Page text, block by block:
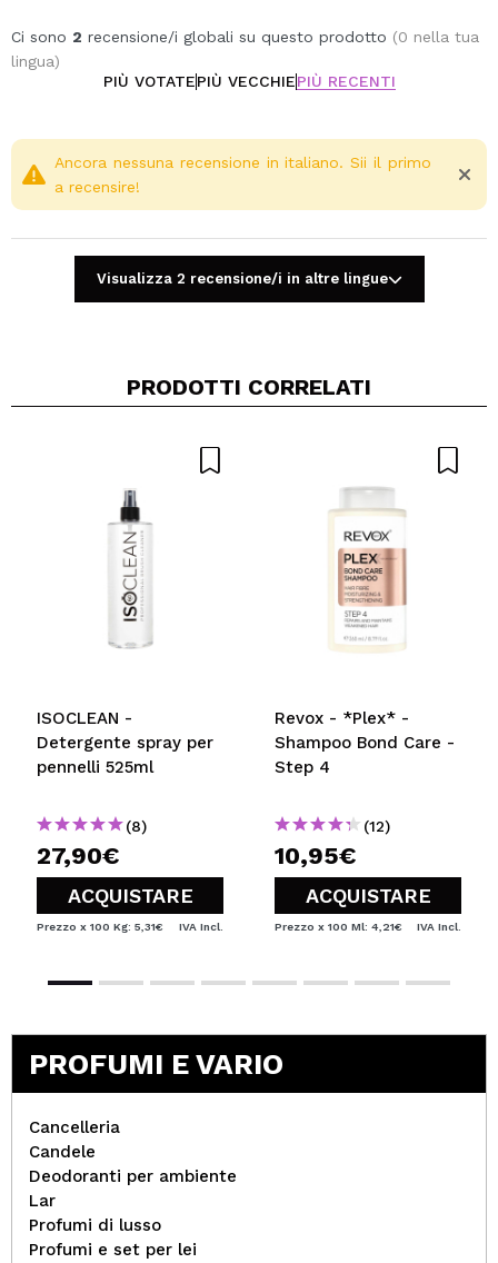
Ci sono 2 recensione/i globali su questo prodotto (0 nella tua
lingua)
PIÙ VOTATEPIÙ VECCHIEPIÙ RECENTI
Condividi un video o una foto
Consiglieresti questo acquisto? Si No
Ancora nessuna recensione in italiano. Sii il primo
a recensire!
Visualizza 2 recensione/i in altre lingue
PRODOTTI CORRELATI
ISOCLEAN -
Detergente spray per
pennelli 525ml
(8)
27,90€
ACQUISTARE
Prezzo x 100 Kg: 5,31€ IVA Incl.
Revox - *Plex* -
Shampoo Bond Care -
Step 4
(12)
10,95€
ACQUISTARE
Prezzo x 100 Ml: 4,21€ IVA Incl.
PROFUMI E VARIO
Cancelleria
Candele
Deodoranti per ambiente
Lar
Profumi di lusso
Profumi e set per lei